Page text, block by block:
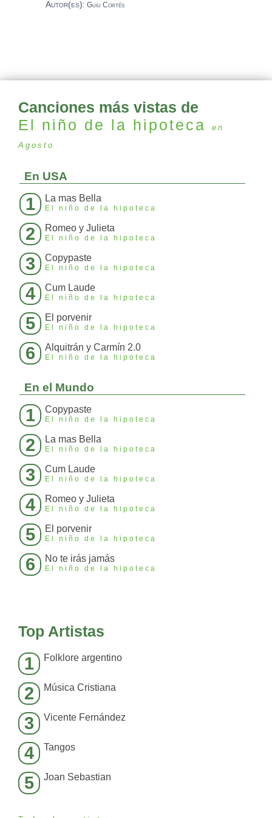
Autor(es): Guiu Cortés
Canciones más vistas de
El niño de la hipoteca
en
Agosto
En USA
1 La mas Bella
El niño de la hipoteca
2 Romeo y Julieta
El niño de la hipoteca
3 Copypaste
El niño de la hipoteca
4 Cum Laude
El niño de la hipoteca
5 El porvenir
El niño de la hipoteca
6 Alquitrán y Carmín 2.0
El niño de la hipoteca
En el Mundo
1 Copypaste
El niño de la hipoteca
2 La mas Bella
El niño de la hipoteca
3 Cum Laude
El niño de la hipoteca
4 Romeo y Julieta
El niño de la hipoteca
5 El porvenir
El niño de la hipoteca
6 No te irás jamás
El niño de la hipoteca
Top Artistas
1 Folklore argentino
2 Música Cristiana
3 Vicente Fernández
4 Tangos
5 Joan Sebastian